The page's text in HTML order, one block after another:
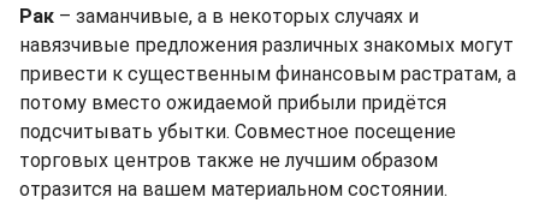
Рак – заманчивые, а в некоторых случаях и
навязчивые предложения различных знакомых могут
привести к существенным финансовым растратам, а
потому вместо ожидаемой прибыли придётся
подсчитывать убытки. Совместное посещение
торговых центров также не лучшим образом
отразится на вашем материальном состоянии.